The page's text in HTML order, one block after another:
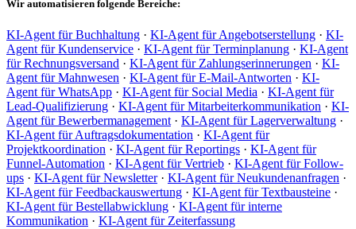
Wir automatisieren folgende Bereiche:
KI-Agent für Buchhaltung · KI-Agent für Angebotserstellung · KI-
Agent für Kundenservice · KI-Agent für Terminplanung · KI-Agent
für Rechnungsversand · KI-Agent für Zahlungserinnerungen · KI-
Agent für Mahnwesen · KI-Agent für E-Mail-Antworten · KI-
Agent für WhatsApp · KI-Agent für Social Media · KI-Agent für
Lead-Qualifizierung · KI-Agent für Mitarbeiterkommunikation · KI-
Agent für Bewerbermanagement· KI-Agent für Lagerverwaltung ·
KI-Agent für Auftragsdokumentation · KI-Agent für
Projektkoordination · KI-Agent für Reportings · KI-Agent für
Funnel-Automation · KI-Agent für Vertrieb · KI-Agent für Follow-
ups · KI-Agent für Newsletter· KI-Agent für Neukundenanfragen ·
KI-Agent für Feedbackauswertung · KI-Agent für Textbausteine ·
KI-Agent für Bestellabwicklung · KI-Agent für interne
Kommunikation · KI-Agent für Zeiterfassung